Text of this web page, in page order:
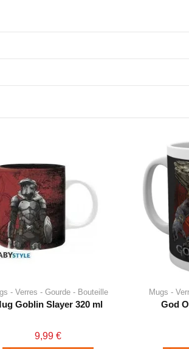
- Verres - Gourde - Bouteille
Goblin Slayer 320 ml
9,99 €
Mugs -
God